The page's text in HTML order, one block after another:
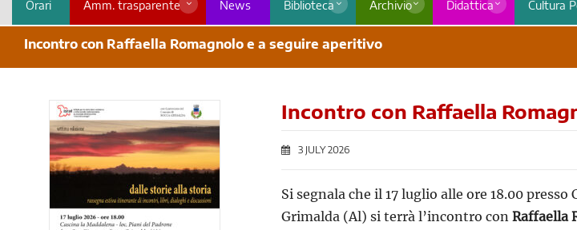
Orari Amm. trasparente News Biblioteca Archivio Didattica Cultura
Incontro con Raffaella Romagnolo e a seguire aperitivo
Incontro con Raffaella
3 JULY 2026
Si segnala che il 17 luglio alle ore 18.00
Grimalda (Al) si terrà l’incontro con Raffaella